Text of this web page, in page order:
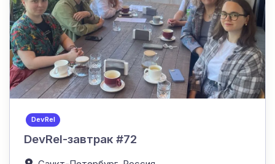
DevRel
DevRel-завтрак #72